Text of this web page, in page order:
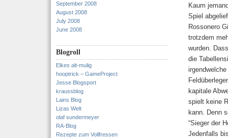
September 2008
August 2008
July 2008
June 2008
Blogroll
Elkes alt-mulig
hooptrick – GameProject
Jesse Blogsport
kraussblog
Lains Blog
Lizas Welt
olaf sundermeyer
RA-Blog
Rezepte zum Vollfressen
Kaum
Spiel
Rossonero
trotzdem
wurden.
die
kapitale
spielt keine
kann. Denn
“Sieger der
Jedenfalls